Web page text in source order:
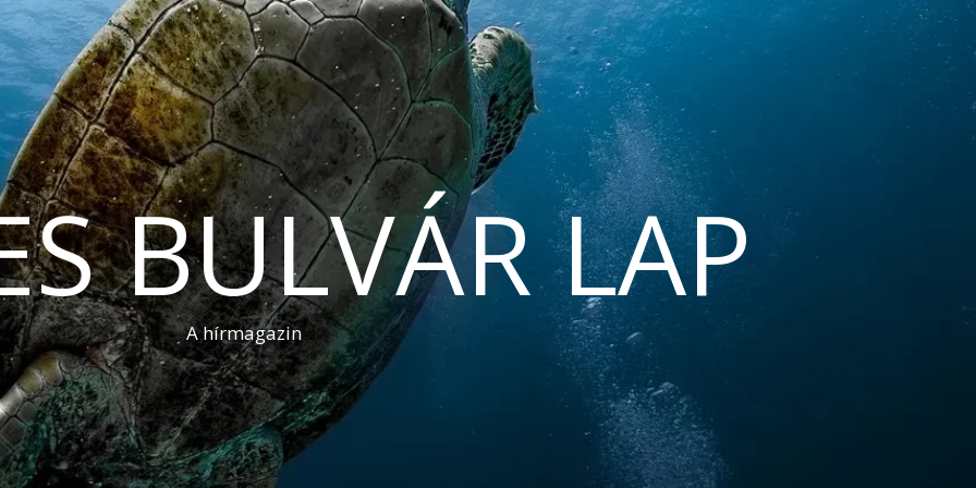
BULVÁR LAP
A hírmagazin